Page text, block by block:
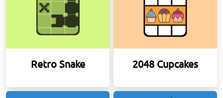
Retro Snake 2048 Cupcakes